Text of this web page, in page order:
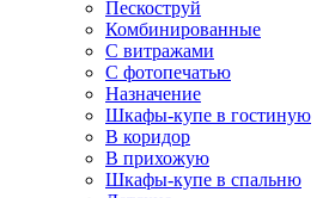
Пескоструй
Комбинированные
С витражами
С фотопечатью
Назначение
Шкафы-купе в гостиную
В коридор
В прихожую
Шкафы-купе в спальню